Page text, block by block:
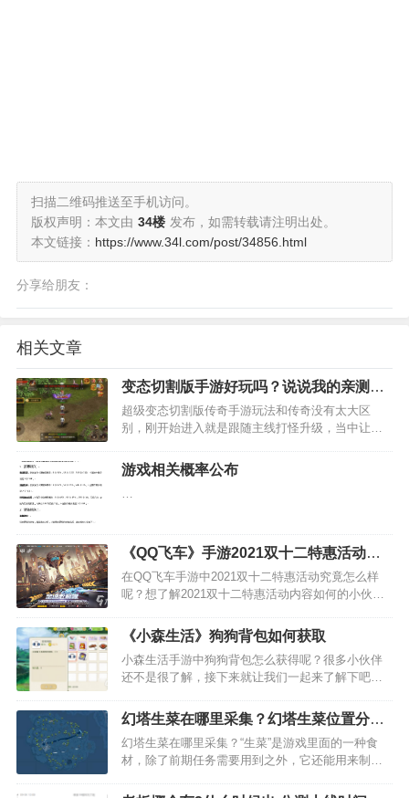
扫描二维码推送至手机访问。
版权声明：本文由 34楼 发布，如需转载请注明出处。
本文链接： https://www.34l.com/post/34856.html
分享给朋友：
相关文章
变态切割版手游好玩吗？说说我的亲测体
验感想吧
超级变态切割版传奇手游玩法和传奇没有太大区
别，刚开始进入就是跟随主线打怪升级，当中让自
就是有很多变态的伤害和敌人，让我们玩起来更加
的带劲。这款手游如果大家无聊可以玩下，在上面
可以挂机打怪升级，也可…
游戏相关概率公布
…
《QQ飞车》手游2021双十二特惠活动介
绍
在QQ飞车手游中2021双十二特惠活动究竟怎么样
呢？想了解2021双十二特惠活动内容如何的小伙伴
2021双十二特惠活动一览 活动时间：12月10日-12
月12日 【活动解析】…
《小森生活》狗狗背包如何获取
小森生活手游中狗狗背包怎么获得呢？很多小伙伴
还不是很了解，接下来就让我们一起来了解下吧，
包怎么获得 1、直接去海街生活馆找森惠购买宠物背
包就好了 2、不过等到拥有这个背包之后是…
幻塔生菜在哪里采集？幻塔生菜位置分布
一览
幻塔生菜在哪里采集？“生菜”是游戏里面的一种食
材，除了前期任务需要用到之外，它还能用来制作
位置介绍，希望对小伙伴们有所帮助。幻塔生菜刷